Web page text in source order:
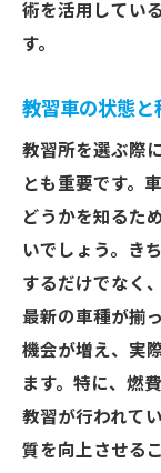
術を活用してい
す。
教習車の状態と
教習所を選ぶ際
とも重要です。
どうかを知るた
いでしょう。き
するだけでなく
最新の車種が揃
機会が増え、実
ます。特に、燃
教習が行われて
質を向上させる